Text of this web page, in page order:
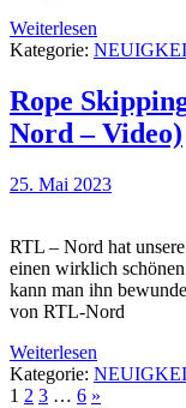
Weiterlesen
Kategorie:
Rope
Nord – Video)
25. Mai 2023
RTL – Nord hat
einen wirklich
kann man ihn
von RTL-Nord
Weiterlesen
Kategorie:
1 2 3 … 6 »